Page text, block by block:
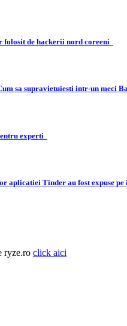
folosit de hackerii nord coreeni
sa supravietuiesti intr-un meci
experti
aplicatiei Tinder au fost expuse
ryze.ro click aici